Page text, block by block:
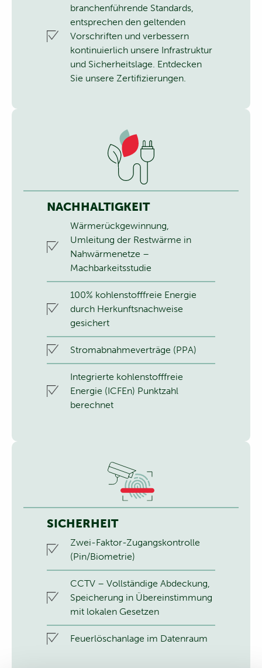
branchenführende Standards,
entsprechen den geltenden
Vorschriften und verbessern
kontinuierlich unsere Infrastruktur
und Sicherheitslage. Entdecken
Sie unsere Zertifizierungen.
NACHHALTIGKEIT
Wärmerückgewinnung,
Umleitung der Restwärme in
Nahwärmenetze –
Machbarkeitsstudie
100% kohlenstofffreie Energie
durch Herkunftsnachweise
gesichert
Stromabnahmeverträge (PPA)
Integrierte kohlenstofffreie
Energie (ICFEn) Punktzahl
berechnet
SICHERHEIT
Zwei-Faktor-Zugangskontrolle
(Pin/Biometrie)
CCTV – Vollständige Abdeckung,
Speicherung in Übereinstimmung
mit lokalen Gesetzen
Feuerlöschanlage im Datenraum